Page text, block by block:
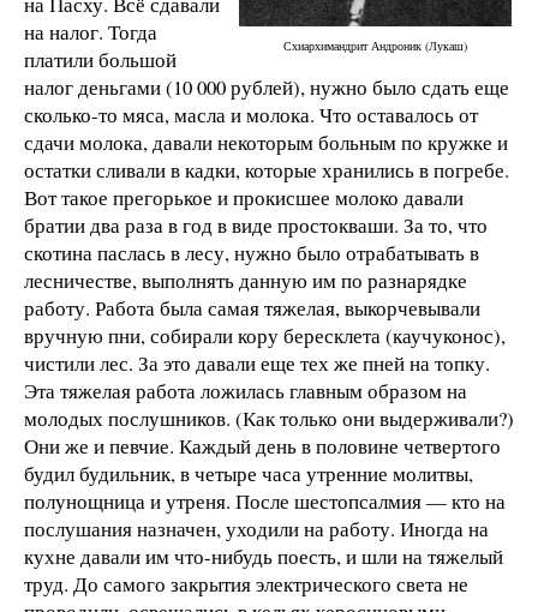
Схиархимандрит Андроник (Лукаш)
на налог. Тогда
платили большой
налог деньгами (10 000 рублей), нужно было сдать еще
сколько-то мяса, масла и молока. Что оставалось от
сдачи молока, давали некоторым больным по кружке и
остатки сливали в кадки, которые хранились в погребе.
Вот такое прегорькое и прокисшее молоко давали
братии два раза в год в виде простокваши. За то, что
скотина паслась в лесу, нужно было отрабатывать в
лесничестве, выполнять данную им по разнарядке
работу. Работа была самая тяжелая, выкорчевывали
вручную пни, собирали кору бересклета (каучуконос),
чистили лес. За это давали еще тех же пней на топку.
Эта тяжелая работа ложилась главным образом на
молодых послушников. (Как только они выдерживали?)
Они же и певчие. Каждый день в половине четвертого
будил будильник, в четыре часа утренние молитвы,
полунощница и утреня. После шестопсалмия — кто на
послушания назначен, уходили на работу. Иногда на
кухне давали им что-нибудь поесть, и шли на тяжелый
труд. До самого закрытия электрического света не